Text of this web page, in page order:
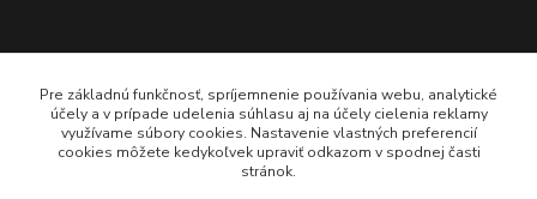
0948 484 313
Po-Pia 7:30-16:00 hod
doplnkykstrecham@gmail.com
Pre základnú funkčnosť, spríjemnenie používania webu, analytické
účely a v prípade udelenia súhlasu aj na účely cielenia reklamy
využívame súbory cookies. Nastavenie vlastných preferencií
cookies môžete kedykoľvek upraviť odkazom v spodnej časti
stránok.